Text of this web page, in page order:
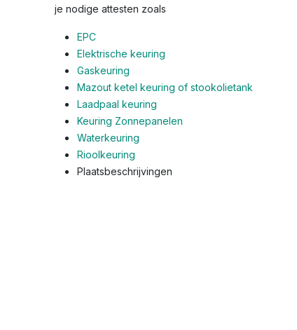
je nodige attesten zoals
EPC
Elektrische keuring
Gaskeuring
Mazout ketel keuring of stookolietank
Laadpaal keuring
Keuring Zonnepanelen
Waterkeuring
Rioolkeuring
Plaatsbeschrijvingen